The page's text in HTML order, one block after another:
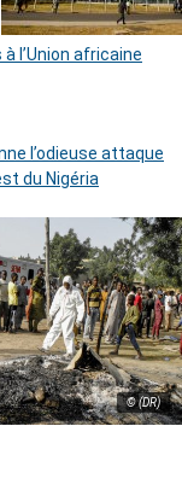
l’Union africaine
l’odieuse attaque
du Nigéria
© (DR)